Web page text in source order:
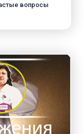
вопросы